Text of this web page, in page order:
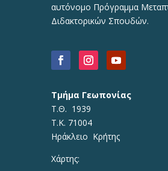
αυτόνομο Πρόγραμμα
Διδακτορικών Σπουδών.
Τμήμα Γεωπονίας
Τ.Θ. 1939
Τ.Κ. 71004
Ηράκλειο Κρήτης
Χάρτης: